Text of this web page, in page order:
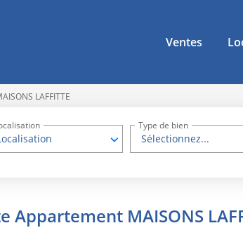
Ventes
LAFFITTE
Sélectionnez...
Type de bien
Appartement MAISONS